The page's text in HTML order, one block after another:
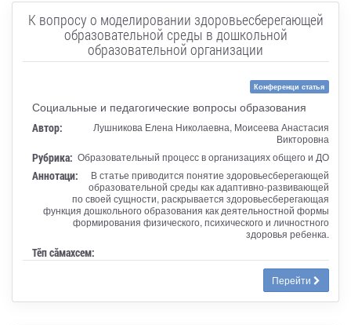
К вопросу о моделировании здоровьесберегающей
образовательной среды в дошкольной
образовательной организации
Конференци статья
Социальные и педагогические вопросы образования
Автор:
Лушникова Елена Николаевна, Моисеева Анастасия
Викторовна
Рубрика: Образовательный процесс в организациях общего и ДО
Аннотаци:
В статье приводится понятие здоровьесберегающей
образовательной среды как адаптивно-развивающей
по своей сущности, раскрывается здоровьесберегающая
функция дошкольного образования как деятельностной формы
формирования физического, психического и личностного
здоровья ребенка.
Тӗп сӑмахсем:
Перейти